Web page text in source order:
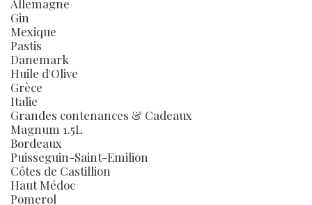
Allemagne
Gin
Mexique
Pastis
Danemark
Huile d'Olive
Grèce
Italie
Grandes contenances & Cadeaux
Magnum 1.5L
Bordeaux
Puisseguin-Saint-Emilion
Côtes de Castillion
Haut Médoc
Pomerol